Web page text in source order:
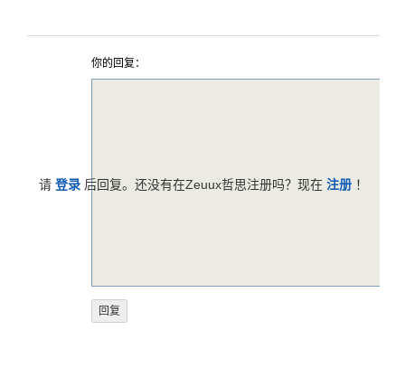
你的回复：
请 登录 后回复。还没有在Zeuux哲思注册吗？现在 注册 ！